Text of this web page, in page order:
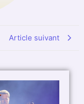
Article suivant